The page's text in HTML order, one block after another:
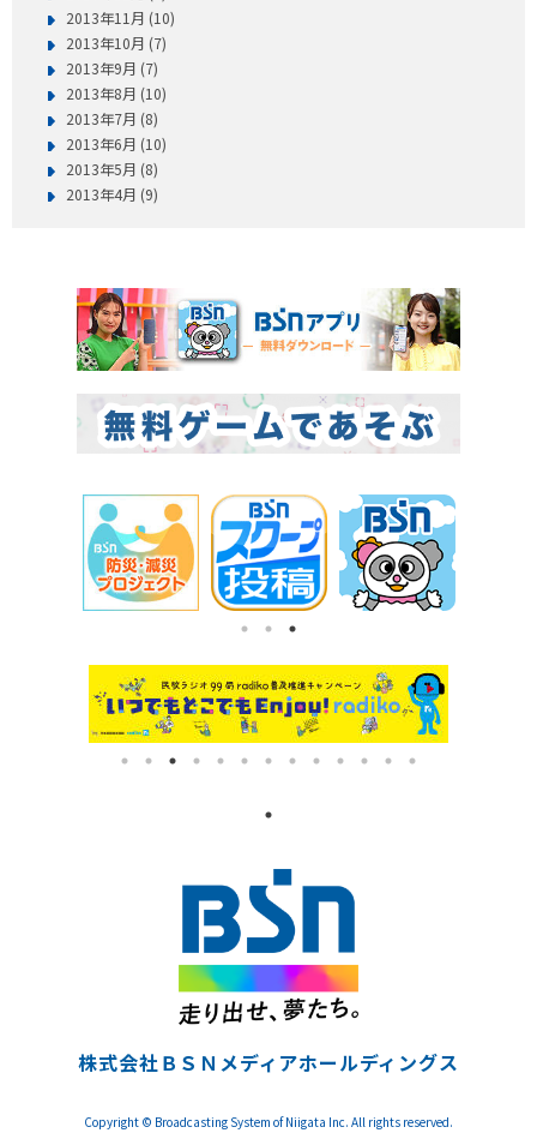
2013年11月 (10)
2013年10月 (7)
2013年9月 (7)
2013年8月 (10)
2013年7月 (8)
2013年6月 (10)
2013年5月 (8)
2013年4月 (9)
株式会社ＢＳＮメディアホールディングス
Copyright © Broadcasting System of Niigata Inc. All rights reserved.